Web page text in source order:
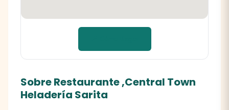
Sobre Restaurante ,Central Town
Heladería Sarita